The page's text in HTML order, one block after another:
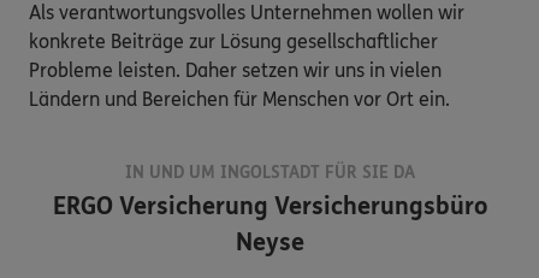
Als verantwortungsvolles Unternehmen wollen wir
konkrete Beiträge zur Lösung gesellschaftlicher
Probleme leisten. Daher setzen wir uns in vielen
Ländern und Bereichen für Menschen vor Ort ein.
IN UND UM INGOLSTADT FÜR SIE DA
ERGO Versicherung Versicherungsbüro
Neyse